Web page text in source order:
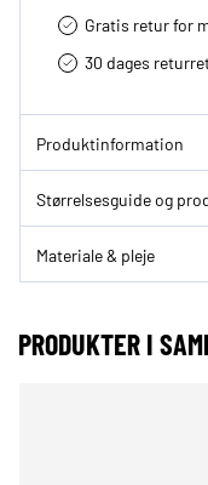
Gratis retur for
30 dages
Produktinformation
Størrelsesguide og
Materiale & pleje
PRODUKTER I